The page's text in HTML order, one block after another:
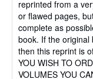
reprinted from a
or flawed pages,
complete as
book. If the original
then this reprint is
YOU WISH TO
VOLUMES YOU